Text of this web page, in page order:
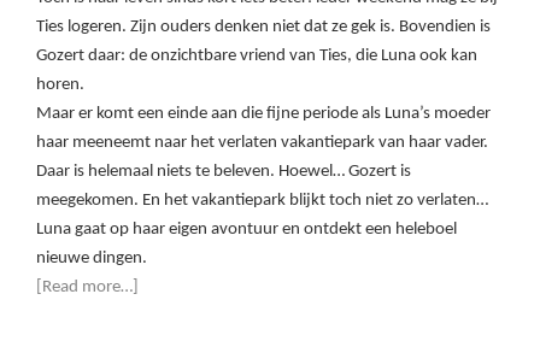
Ties logeren. Zijn ouders denken niet dat ze gek is. Bovendien is
Gozert daar: de onzichtbare vriend van Ties, die Luna ook kan
horen.
Maar er komt een einde aan die fijne periode als Luna’s moeder
haar meeneemt naar het verlaten vakantiepark van haar vader.
Daar is helemaal niets te beleven. Hoewel… Gozert is
meegekomen. En het vakantiepark blijkt toch niet zo verlaten…
Luna gaat op haar eigen avontuur en ontdekt een heleboel
nieuwe dingen.
[Read more…]